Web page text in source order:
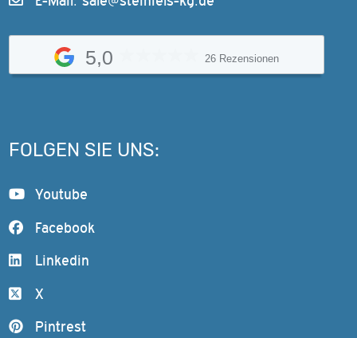
5,0 26 Rezensionen
FOLGEN SIE UNS:
Youtube
Facebook
Linkedin
X
Pintrest